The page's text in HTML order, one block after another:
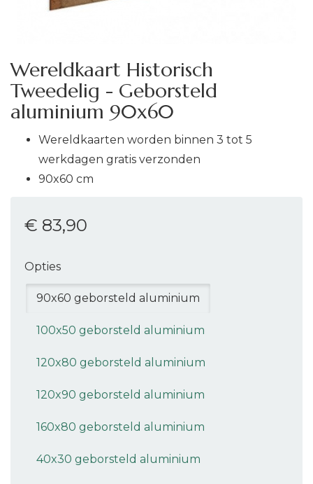
Wereldkaart Historisch
Tweedelig - Geborsteld
aluminium 90x60
Wereldkaarten worden binnen 3 tot 5
werkdagen gratis verzonden
90x60 cm
€ 83,90
Opties
90x60 geborsteld aluminium
100x50 geborsteld aluminium
120x80 geborsteld aluminium
120x90 geborsteld aluminium
160x80 geborsteld aluminium
40x30 geborsteld aluminium